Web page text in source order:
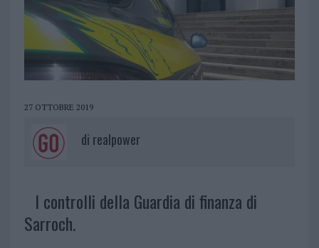
27 OTTOBRE 2019
di realpower
I controlli della Guardia di finanza di
Sarroch.